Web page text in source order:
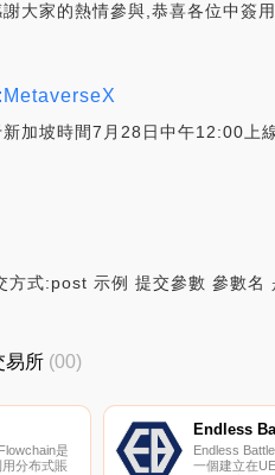
大家的熱情參與,恭喜各位中簽用
加坡時間7月28日中午12:00上
式:post 示例 提交參數 參數
易所 (00)
是
分布式賬
Endless
Endless
一個建立在